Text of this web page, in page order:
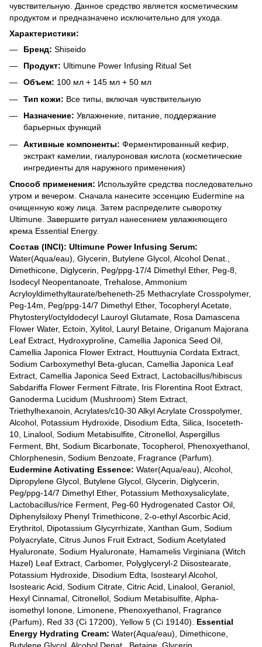
чувствительную. Данное средство является косметическим
продуктом и предназначено исключительно для ухода.
Характеристики:
Бренд: Shiseido
Продукт: Ultimune Power Infusing Ritual Set
Объем: 100 мл + 145 мл + 50 мл
Тип кожи: Все типы, включая чувствительную
Назначение: Увлажнение, питание, поддержание
барьерных функций
Активные компоненты: Ферментированный кефир,
экстракт камелии, гиалуроновая кислота (косметические
ингредиенты для наружного применения)
Способ применения: Используйте средства последовательно
утром и вечером. Сначала нанесите эссенцию Eudermine на
очищенную кожу лица. Затем распределите сыворотку
Ultimune. Завершите ритуал нанесением увлажняющего
крема Essential Energy.
Состав (INCI): Ultimune Power Infusing Serum:
Water(Aqua/eau), Glycerin, Butylene Glycol, Alcohol Denat.,
Dimethicone, Diglycerin, Peg/ppg-17/4 Dimethyl Ether, Peg-8,
Isodecyl Neopentanoate, Trehalose, Ammonium
Acryloyldimethyltaurate/beheneth-25 Methacrylate Crosspolymer,
Peg-14m, Peg/ppg-14/7 Dimethyl Ether, Tocopheryl Acetate,
Phytosteryl/octyldodecyl Lauroyl Glutamate, Rosa Damascena
Flower Water, Ectoin, Xylitol, Lauryl Betaine, Origanum Majorana
Leaf Extract, Hydroxyproline, Camellia Japonica Seed Oil,
Camellia Japonica Flower Extract, Houttuynia Cordata Extract,
Sodium Carboxymethyl Beta-glucan, Camellia Japonica Leaf
Extract, Camellia Japonica Seed Extract, Lactobacillus/hibiscus
Sabdariffa Flower Ferment Filtrate, Iris Florentina Root Extract,
Ganoderma Lucidum (Mushroom) Stem Extract,
Triethylhexanoin, Acrylates/c10-30 Alkyl Acrylate Crosspolymer,
Alcohol, Potassium Hydroxide, Disodium Edta, Silica, Isoceteth-
10, Linalool, Sodium Metabisulfite, Citronellol, Aspergillus
Ferment, Bht, Sodium Bicarbonate, Tocopherol, Phenoxyethanol,
Chlorphenesin, Sodium Benzoate, Fragrance (Parfum).
Eudermine Activating Essence: Water(Aqua/eau), Alcohol,
Dipropylene Glycol, Butylene Glycol, Glycerin, Diglycerin,
Peg/ppg-14/7 Dimethyl Ether, Potassium Methoxysalicylate,
Lactobacillus/rice Ferment, Peg-60 Hydrogenated Castor Oil,
Diphenylsiloxy Phenyl Trimethicone, 2-o-ethyl Ascorbic Acid,
Erythritol, Dipotassium Glycyrrhizate, Xanthan Gum, Sodium
Polyacrylate, Citrus Junos Fruit Extract, Sodium Acetylated
Hyaluronate, Sodium Hyaluronate, Hamamelis Virginiana (Witch
Hazel) Leaf Extract, Carbomer, Polyglyceryl-2 Diisostearate,
Potassium Hydroxide, Disodium Edta, Isostearyl Alcohol,
Isostearic Acid, Sodium Citrate, Citric Acid, Linalool, Geraniol,
Hexyl Cinnamal, Citronellol, Sodium Metabisulfite, Alpha-
isomethyl Ionone, Limonene, Phenoxyethanol, Fragrance
(Parfum), Red 33 (Ci 17200), Yellow 5 (Ci 19140). Essential
Energy Hydrating Cream: Water(Aqua/eau), Dimethicone,